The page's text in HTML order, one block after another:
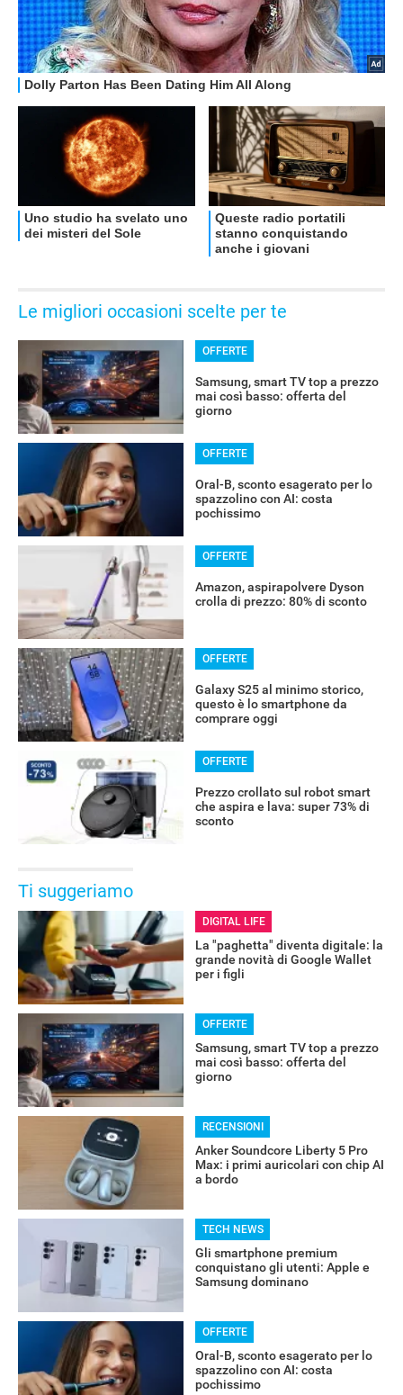
OFFERTE
RECENSIONI
Le migliori occasioni scelte per te
OFFERTE
Samsung, smart TV top a prezzo
mai così basso: offerta del
giorno
OFFERTE
Oral-B, sconto esagerato per lo
spazzolino con AI: costa
pochissimo
OFFERTE
Amazon, aspirapolvere Dyson
crolla di prezzo: 80% di sconto
OFFERTE
Galaxy S25 al minimo storico,
questo è lo smartphone da
comprare oggi
OFFERTE
Prezzo crollato sul robot smart
che aspira e lava: super 73% di
sconto
Ti suggeriamo
DIGITAL LIFE
La "paghetta" diventa digitale: la
grande novità di Google Wallet
per i figli
OFFERTE
Samsung, smart TV top a prezzo
mai così basso: offerta del
giorno
RECENSIONI
Anker Soundcore Liberty 5 Pro
Max: i primi auricolari con chip AI
a bordo
TECH NEWS
Gli smartphone premium
conquistano gli utenti: Apple e
Samsung dominano
OFFERTE
Oral-B, sconto esagerato per lo
spazzolino con AI: costa
pochissimo